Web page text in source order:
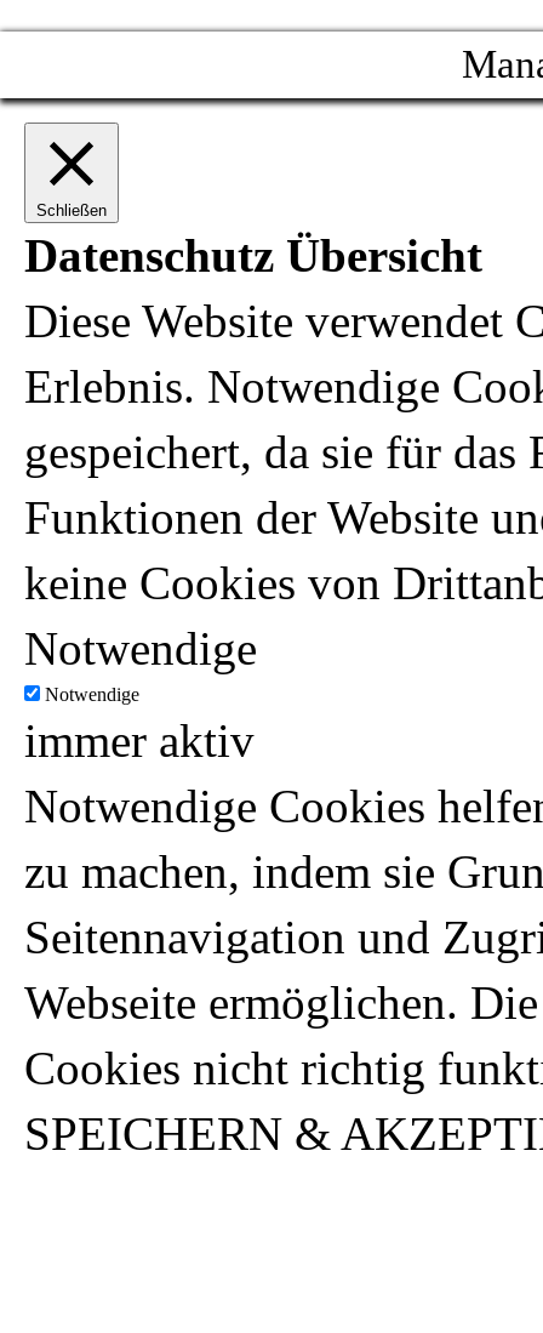
Schließen
Datenschutz Übersicht
Diese Website verwendet
Erlebnis. Notwendige
gespeichert, da sie für
Funktionen der Website
keine Cookies von
Notwendige
Notwendige
immer aktiv
Notwendige Cookies
zu machen, indem sie
Seitennavigation und
Webseite ermöglichen.
Cookies nicht richtig
SPEICHERN &